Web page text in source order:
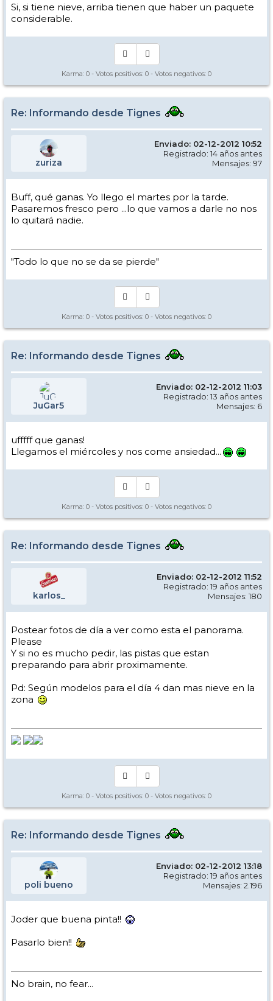
Si, si tiene nieve, arriba tienen que haber un paquete
considerable.
Karma: 0 - Votos positivos: 0 - Votos negativos: 0
Re: Informando desde Tignes
zuriza
Enviado: 02-12-2012 10:52
Registrado: 14 años antes
Mensajes: 97
Buff, qué ganas. Yo llego el martes por la tarde.
Pasaremos fresco pero ...lo que vamos a darle no nos
lo quitará nadie.
"Todo lo que no se da se pierde"
Karma: 0 - Votos positivos: 0 - Votos negativos: 0
Re: Informando desde Tignes
JuGar5
Enviado: 02-12-2012 11:03
Registrado: 13 años antes
Mensajes: 6
ufffff que ganas!
Llegamos el miércoles y nos come ansiedad...
Karma: 0 - Votos positivos: 0 - Votos negativos: 0
Re: Informando desde Tignes
karlos_
Enviado: 02-12-2012 11:52
Registrado: 19 años antes
Mensajes: 180
Postear fotos de día a ver como esta el panorama.
Please
Y si no es mucho pedir, las pistas que estan
preparando para abrir proximamente.
Pd: Según modelos para el día 4 dan mas nieve en la
zona
Karma: 0 - Votos positivos: 0 - Votos negativos: 0
Re: Informando desde Tignes
poli bueno
Enviado: 02-12-2012 13:18
Registrado: 19 años antes
Mensajes: 2.196
Joder que buena pinta!!
Pasarlo bien!!
No brain, no fear...